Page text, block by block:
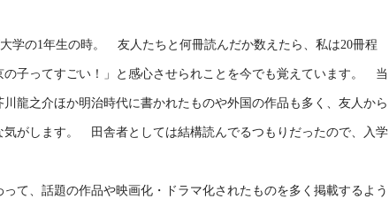
学の1年生の時。 友人たちと何冊読んだか数えたら、私は20冊程
の子ってすごい！」と感心させられことを今でも覚えています。 当
龍之介ほか明治時代に書かれたものや外国の作品も多く、友人から
気がします。 田舎者としては結構読んでるつもりだったので、入学
て、話題の作品や映画化・ドラマ化されたものを多く掲載するよう